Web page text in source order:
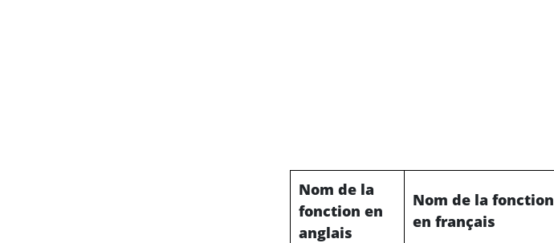
Nom de la
fonction en
anglais
Nom de la fonction
en français